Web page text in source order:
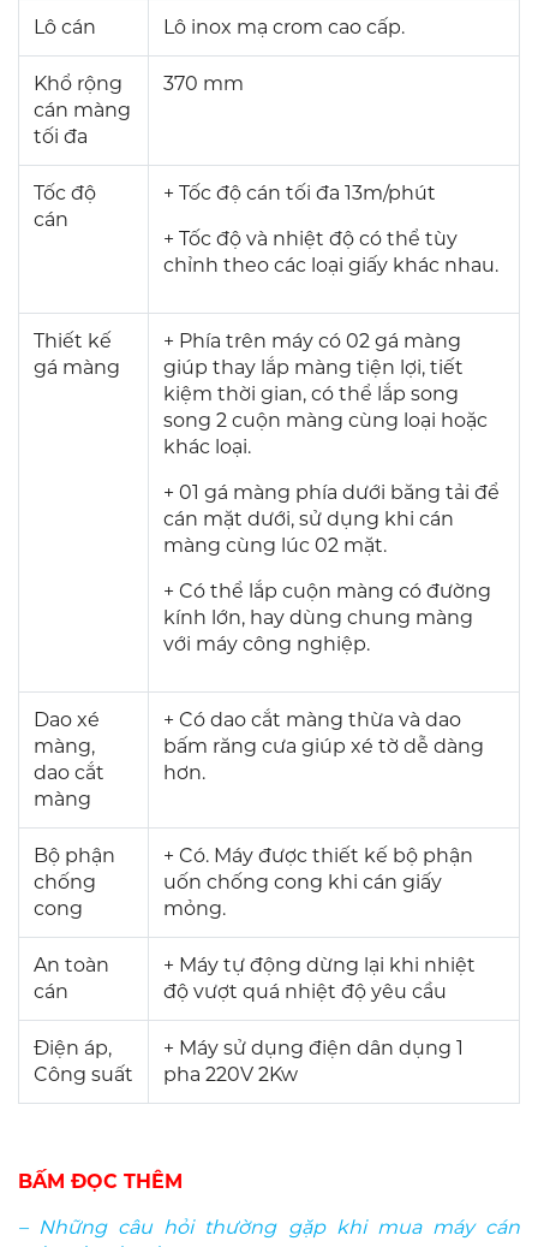
Lô cán Lô inox mạ crom cao cấp.
Khổ rộng
cán màng
tối đa
370 mm
Tốc độ
cán
+ Tốc độ cán tối đa 13m/phút
+ Tốc độ và nhiệt độ có thể tùy
chỉnh theo các loại giấy khác nhau.
Thiết kế
gá màng
+ Phía trên máy có 02 gá màng
giúp thay lắp màng tiện lợi, tiết
kiệm thời gian, có thể lắp song
song 2 cuộn màng cùng loại hoặc
khác loại.
+ 01 gá màng phía dưới băng tải để
cán mặt dưới, sử dụng khi cán
màng cùng lúc 02 mặt.
+ Có thể lắp cuộn màng có đường
kính lớn, hay dùng chung màng
với máy công nghiệp.
Dao xé
màng,
dao cắt
màng
+ Có dao cắt màng thừa và dao
bấm răng cưa giúp xé tờ dễ dàng
hơn.
Bộ phận
chống
cong
+ Có. Máy được thiết kế bộ phận
uốn chống cong khi cán giấy
mỏng.
An toàn
cán
+ Máy tự động dừng lại khi nhiệt
độ vượt quá nhiệt độ yêu cầu
Điện áp,
Công suất
+ Máy sử dụng điện dân dụng 1
pha 220V 2Kw
BẤM ĐỌC THÊM
– Những câu hỏi thường gặp khi mua máy cán